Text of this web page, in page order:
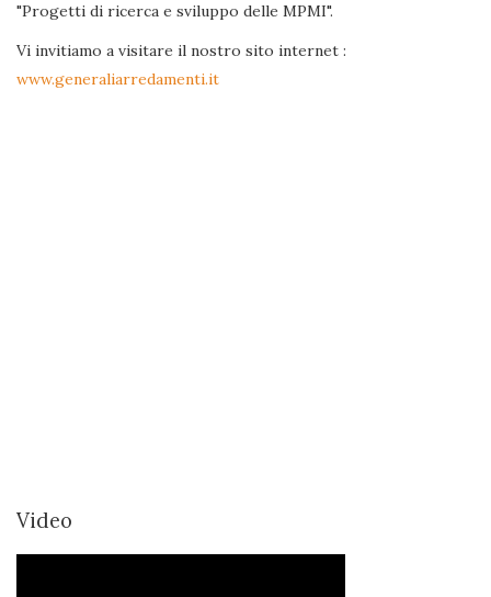
"Progetti di ricerca e sviluppo delle MPMI".
Vi invitiamo a visitare il nostro sito internet :
www.generaliarredamenti.it
Video